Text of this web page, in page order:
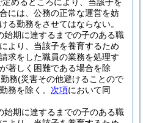
には、公務の正常な運営を妨
る勤務をさせてはならない。
始期に達するまでの子のある職
より、当該子を養育するため
求をした職員の業務を処理す
著しく困難である場合を除
務(災害その他避けることので
務を除く。 次項において同
始期に達するまでの子のある職